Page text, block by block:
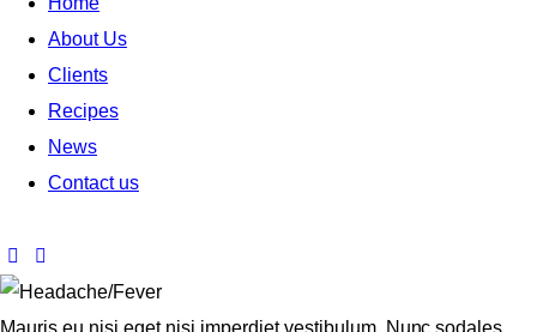
About Us
Clients
Recipes
News
Contact us
Mauris eu nisi eget nisi imperdiet vestibulum. Nunc sodales